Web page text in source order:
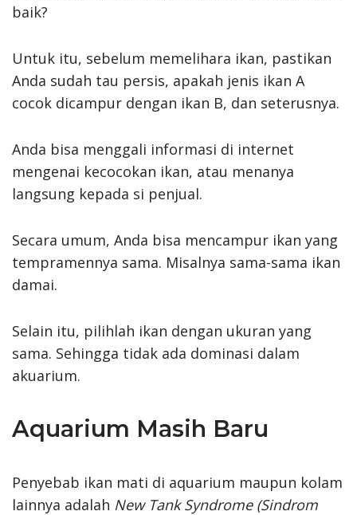
baik?
Untuk itu, sebelum memelihara ikan, pastikan
Anda sudah tau persis, apakah jenis ikan A
cocok dicampur dengan ikan B, dan seterusnya.
Anda bisa menggali informasi di internet
mengenai kecocokan ikan, atau menanya
langsung kepada si penjual.
Secara umum, Anda bisa mencampur ikan yang
tempramennya sama. Misalnya sama-sama ikan
damai.
Selain itu, pilihlah ikan dengan ukuran yang
sama. Sehingga tidak ada dominasi dalam
akuarium.
Aquarium Masih Baru
Penyebab ikan mati di aquarium maupun kolam
lainnya adalah New Tank Syndrome (Sindrom